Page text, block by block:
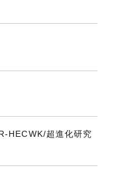
HECWK/超進化研究